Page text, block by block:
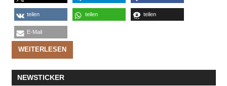
teilen teilen teilen
E-Mail
WEITERLESEN
NEWSTICKER